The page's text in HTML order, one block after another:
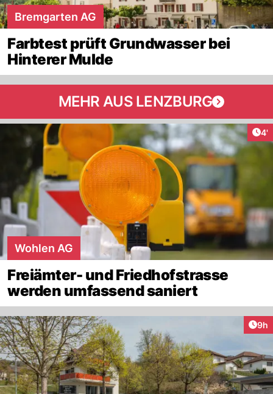
Bremgarten AG
Farbtest prüft Grundwasser bei
Hinterer Mulde
MEHR AUS LENZBURG
4'
Wohlen AG
Freiämter- und Friedhofstrasse
werden umfassend saniert
9h